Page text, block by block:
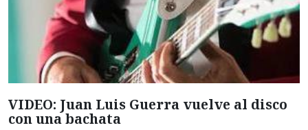
VIDEO: Juan Luis Guerra vuelve al disco
con una bachata